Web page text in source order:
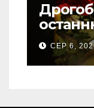
свого
СЕР 6,